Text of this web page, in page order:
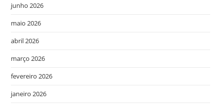
junho 2026
maio 2026
abril 2026
março 2026
fevereiro 2026
janeiro 2026